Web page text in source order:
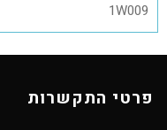
1W009
פרטי התקשרות